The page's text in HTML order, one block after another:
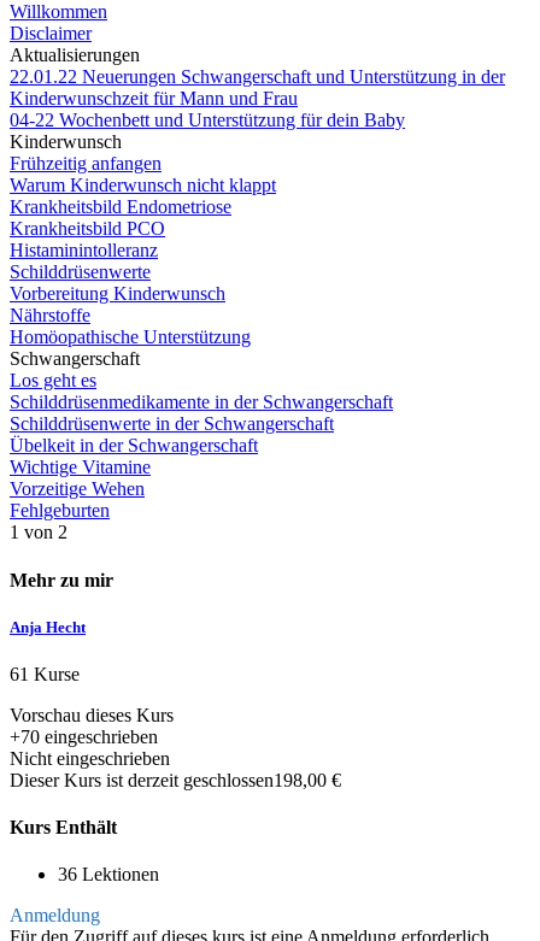
Willkommen
Disclaimer
Aktualisierungen
22.01.22 Neuerungen Schwangerschaft und Unterstützung in der
Kinderwunschzeit für Mann und Frau
04-22 Wochenbett und Unterstützung für dein Baby
Kinderwunsch
Frühzeitig anfangen
Warum Kinderwunsch nicht klappt
Krankheitsbild Endometriose
Krankheitsbild PCO
Histaminintolleranz
Schilddrüsenwerte
Vorbereitung Kinderwunsch
Nährstoffe
Homöopathische Unterstützung
Schwangerschaft
Los geht es
Schilddrüsenmedikamente in der Schwangerschaft
Schilddrüsenwerte in der Schwangerschaft
Übelkeit in der Schwangerschaft
Wichtige Vitamine
Vorzeitige Wehen
Fehlgeburten
1 von 2
Mehr zu mir
Anja Hecht
61 Kurse
Vorschau dieses Kurs
+70 eingeschrieben
Nicht eingeschrieben
Dieser Kurs ist derzeit geschlossen198,00 €
Kurs Enthält
36 Lektionen
Anmeldung